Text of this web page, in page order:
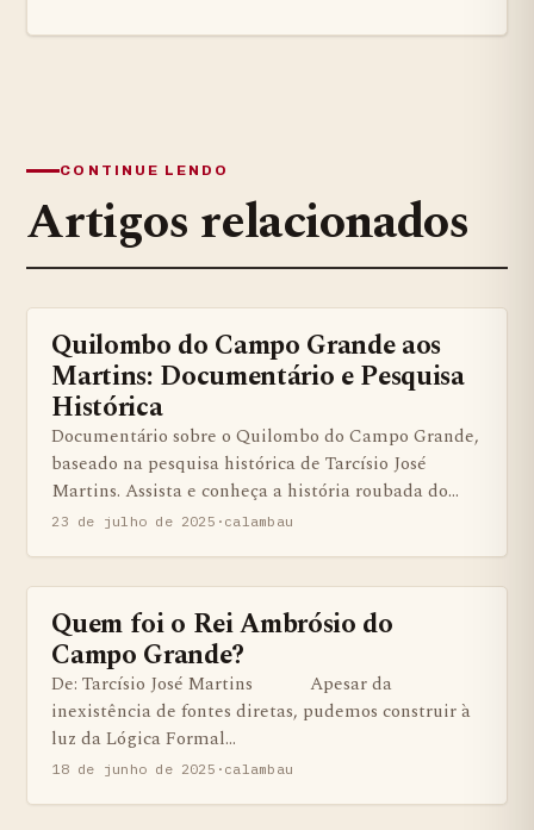
CONTINUE LENDO
Artigos relacionados
BENS QUILOMBOLAS MATERIAS E IMATERIAIS
Quilombo do Campo Grande aos
Martins: Documentário e Pesquisa
Histórica
Documentário sobre o Quilombo do Campo Grande,
baseado na pesquisa histórica de Tarcísio José
Martins. Assista e conheça a história roubada do…
23 de julho de 2025 · calambau
ARTIGOS
Quem foi o Rei Ambrósio do
Campo Grande?
De: Tarcísio José Martins Apesar da
inexistência de fontes diretas, pudemos construir à
luz da Lógica Formal…
18 de junho de 2025 · calambau